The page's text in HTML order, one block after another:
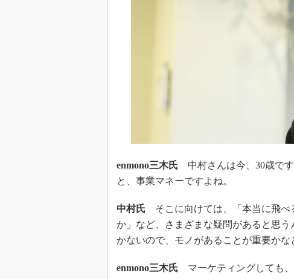
enmono三木氏 中村さんは今、30歳で
と、事業マネーですよね。
中村氏 そこに向けては、「本当に飛べ
か」など、さまざまな疑問があると思
かないので、モノがあることが重要かな
enmono三木氏 マーケティングしても、